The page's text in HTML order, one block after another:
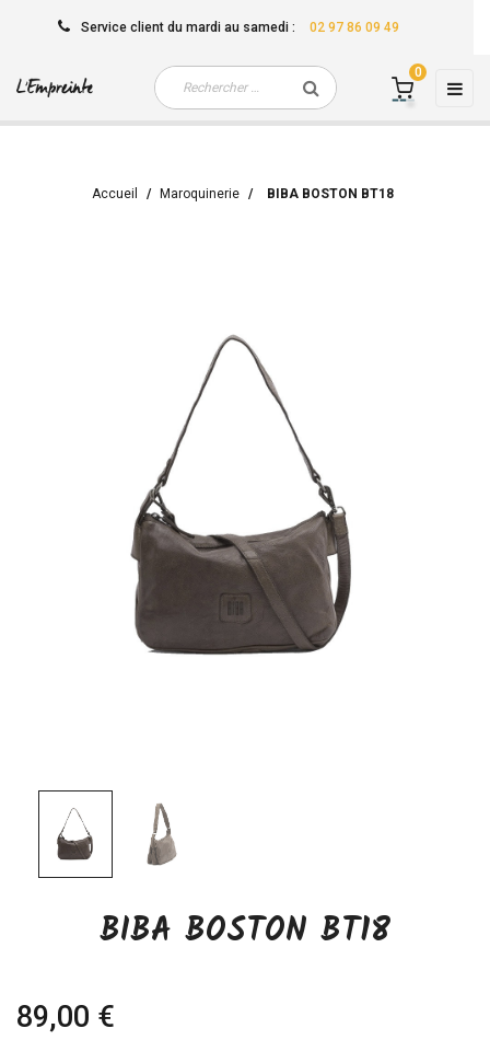
Service client du mardi au samedi : 02 97 86 09 49
☰
0
Accueil Maroquinerie BIBA BOSTON BT18
BIBA BOSTON BT18
89,00 €